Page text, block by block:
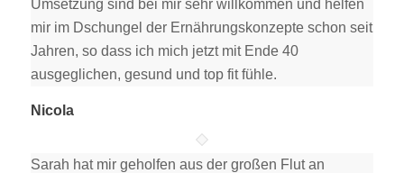
Umsetzung sind bei mir sehr willkommen und helfen
mir im Dschungel der Ernährungskonzepte schon seit
Jahren, so dass ich mich jetzt mit Ende 40
ausgeglichen, gesund und top fit fühle.
Nicola
Sarah hat mir geholfen aus der großen Flut an